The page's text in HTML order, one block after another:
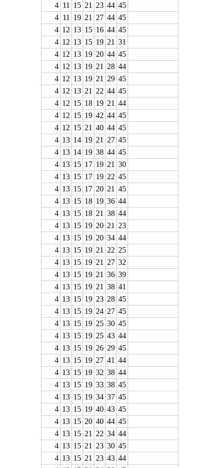
4 11 15 21 23 44 45
4 11 19 21 27 44 45
4 12 13 15 16 44 45
4 12 13 15 19 21 31
4 12 13 19 20 44 45
4 12 13 19 21 28 44
4 12 13 19 21 29 45
4 12 13 21 22 44 45
4 12 15 18 19 21 44
4 12 15 19 42 44 45
4 12 15 21 40 44 45
4 13 14 19 21 27 45
4 13 14 19 38 44 45
4 13 15 17 19 21 30
4 13 15 17 19 22 45
4 13 15 17 20 21 45
4 13 15 18 19 36 44
4 13 15 18 21 38 44
4 13 15 19 20 21
23
4 13 15 19 20 34 44
4 13 15 19 21 22 25
4 13 15 19 21 27 32
4 13 15 19 21 36 39
4 13 15 19 21 38 41
4 13 15 19 23 28 45
4 13 15 19 24 27 45
4 13 15 19 25 30 45
4 13 15 19 25 43 44
4 13 15 19 26 29 45
4 13 15 19 27 41 44
4 13 15 19 32 38 44
4 13 15 19 33 38 45
4 13 15 19 34 37 45
4 13 15 19 40 43 45
4 13 15 20 40 44 45
4 13 15 21 22 34 44
4 13 15 21 23 30 45
4 13 15 21 23 43 44